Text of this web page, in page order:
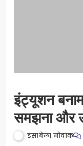
इंट्यूशन
समझना और
प्रभाव
इसाबेला नोवाक